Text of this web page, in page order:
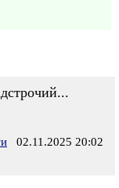
02.11.2025 20:02